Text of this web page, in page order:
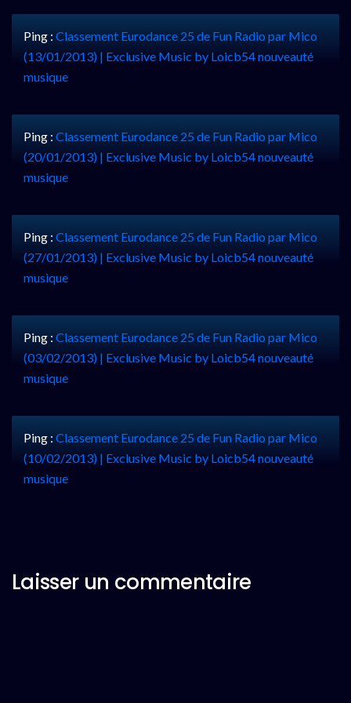
Ping : Classement Eurodance 25 de Fun Radio par Mico
(13/01/2013) | Exclusive Music by Loicb54 nouveauté
musique
Ping : Classement Eurodance 25 de Fun Radio par Mico
(20/01/2013) | Exclusive Music by Loicb54 nouveauté
musique
Ping : Classement Eurodance 25 de Fun Radio par Mico
(27/01/2013) | Exclusive Music by Loicb54 nouveauté
musique
Ping : Classement Eurodance 25 de Fun Radio par Mico
(03/02/2013) | Exclusive Music by Loicb54 nouveauté
musique
Ping : Classement Eurodance 25 de Fun Radio par Mico
(10/02/2013) | Exclusive Music by Loicb54 nouveauté
musique
Laisser un commentaire